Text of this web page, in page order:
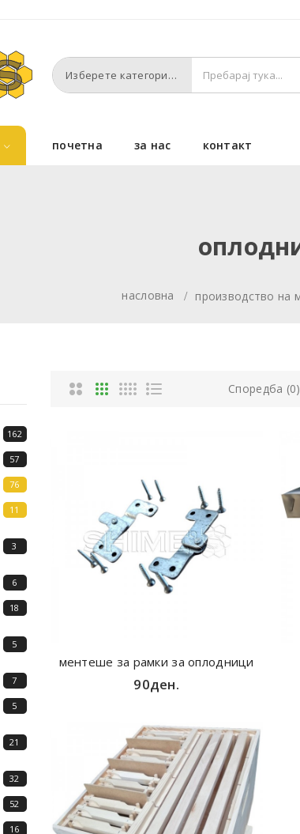
Изберете категории
почетна за нас контакт
насловна производство на
162
57
76
11
3
6
18
5
7
5
21
32
52
16
Споредба (0)
ментеше за рамки за оплодници
90ден.